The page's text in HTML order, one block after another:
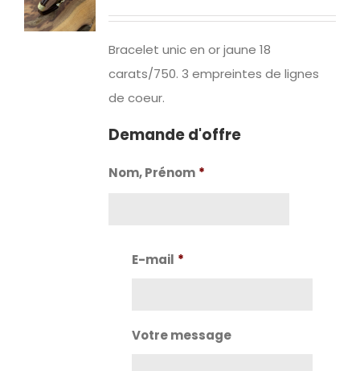
Bracelet unic en or jaune 18
carats/750. 3 empreintes de lignes
de coeur.
Demande d'offre
Nom, Prénom *
E-mail *
Votre message